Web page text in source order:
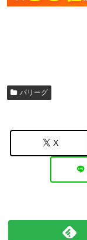
パリーグ
X